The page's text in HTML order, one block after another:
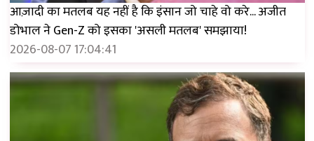
आज़ादी का मतलब यह नहीं है कि इंसान जो चाहे वो करे... अजीत
डोभाल ने Gen-Z को इसका 'असली मतलब' समझाया!
2026-08-07 17:04:41